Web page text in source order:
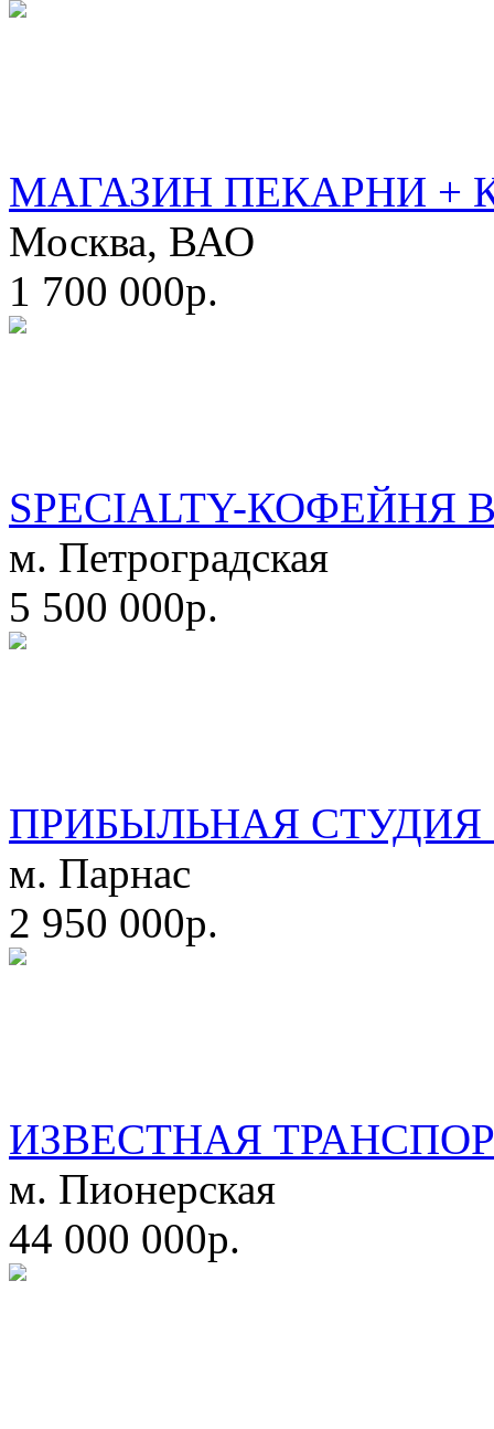
МАГАЗИН ПЕКАРНИ +
Москва, ВАО
1 700 000р.
SPECIALTY-
м. Петроградская
5 500 000р.
ПРИБЫЛЬНАЯ СТУДИЯ
м. Парнас
2 950 000р.
ИЗВЕСТНАЯ
м. Пионерская
44 000 000р.